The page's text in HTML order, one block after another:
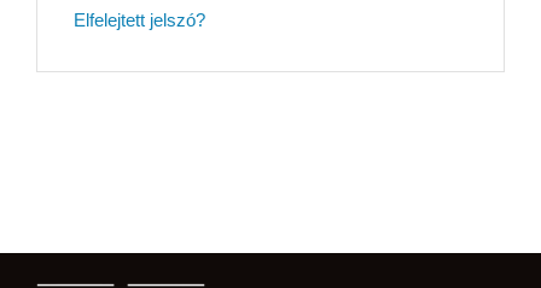
Elfelejtett jelszó?